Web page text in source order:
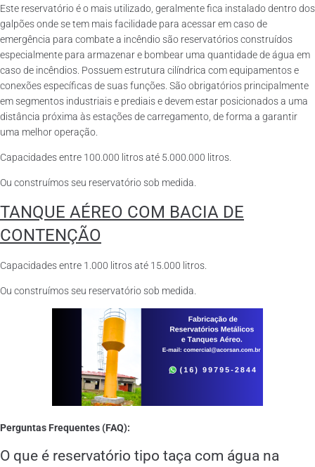
Este reservatório é o mais utilizado, geralmente fica instalado dentro dos
galpões onde se tem mais facilidade para acessar em caso de
emergência para combate a incêndio são reservatórios construídos
especialmente para armazenar e bombear uma quantidade de água em
caso de incêndios. Possuem estrutura cilíndrica com equipamentos e
conexões específicas de suas funções. São obrigatórios principalmente
em segmentos industriais e prediais e devem estar posicionados a uma
distância próxima às estações de carregamento, de forma a garantir
uma melhor operação.
Capacidades entre 100.000 litros até 5.000.000 litros.
Ou construímos seu reservatório sob medida.
TANQUE AÉREO COM BACIA DE
CONTENÇÃO
Capacidades entre 1.000 litros até 15.000 litros.
Ou construímos seu reservatório sob medida.
Perguntas Frequentes (FAQ):
O que é reservatório tipo taça com água na